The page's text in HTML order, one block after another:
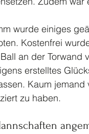
wurde einiges
Kostenfrei
an der Torwand
erstelltes
Kaum
zu haben.